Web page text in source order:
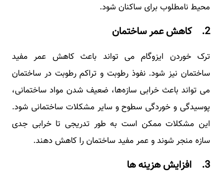
محیط نامطلوب برای ساکنان شود.
2. کاهش عمر ساختمان
ترک خوردن ایزوگام می ‌تواند باعث کاهش عمر مفید
ساختمان نیز شود. نفوذ رطوبت و تراکم رطوبت در ساختمان
می‌ تواند باعث خرابی سازه‌ها، ضعیف شدن مواد ساختمانی،
پوسیدگی و خوردگی سطوح و سایر مشکلات ساختمانی شود.
این مشکلات ممکن است به طور تدریجی تا خرابی جدی
سازه منجر شوند و عمر مفید ساختمان را کاهش دهند.
3. افزایش هزینه ها